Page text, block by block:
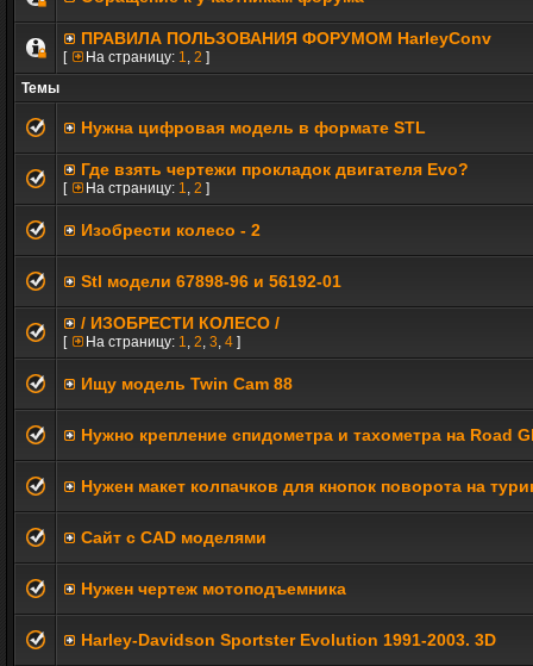
ПРАВИЛА ПОЛЬЗОВАНИЯ ФОРУМОМ HarleyConv
[ На страницу: 1, 2 ]
Темы
Нужна цифровая модель в формате STL
Где взять чертежи прокладок двигателя Evo?
[ На страницу: 1, 2 ]
Изобрести колесо - 2
Stl модели 67898-96 и 56192-01
/ ИЗОБРЕСТИ КОЛЕСО /
[ На страницу: 1, 2, 3, 4 ]
Ищу модель Twin Cam 88
Нужно крепление спидометра и тахометра на Road
Нужен макет колпачков для кнопок поворота на
Сайт с CAD моделями
Нужен чертеж мотоподъемника
Harley-Davidson Sportster Evolution 1991-2003. 3D